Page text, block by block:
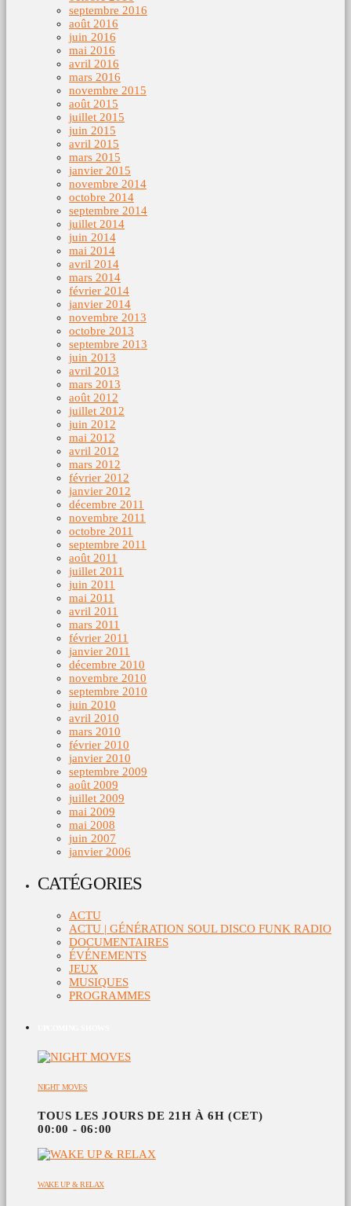
septembre 2016
août 2016
juin 2016
mai 2016
avril 2016
mars 2016
novembre 2015
août 2015
juillet 2015
juin 2015
avril 2015
mars 2015
janvier 2015
novembre 2014
octobre 2014
septembre 2014
juillet 2014
juin 2014
mai 2014
avril 2014
mars 2014
février 2014
janvier 2014
novembre 2013
octobre 2013
septembre 2013
juin 2013
avril 2013
mars 2013
août 2012
juillet 2012
juin 2012
mai 2012
avril 2012
mars 2012
février 2012
janvier 2012
décembre 2011
novembre 2011
octobre 2011
septembre 2011
août 2011
juillet 2011
juin 2011
mai 2011
avril 2011
mars 2011
février 2011
janvier 2011
décembre 2010
novembre 2010
septembre 2010
juin 2010
avril 2010
mars 2010
février 2010
janvier 2010
septembre 2009
août 2009
juillet 2009
mai 2009
mai 2008
juin 2007
janvier 2006
CATÉGORIES
ACTU
ACTU | GÉNÉRATION SOUL DISCO FUNK RADIO
DOCUMENTAIRES
ÉVÉNEMENTS
JEUX
MUSIQUES
PROGRAMMES
NIGHT MOVES
TOUS LES JOURS DE 21H À 6H (CET)
00:00 - 06:00
WAKE UP & RELAX